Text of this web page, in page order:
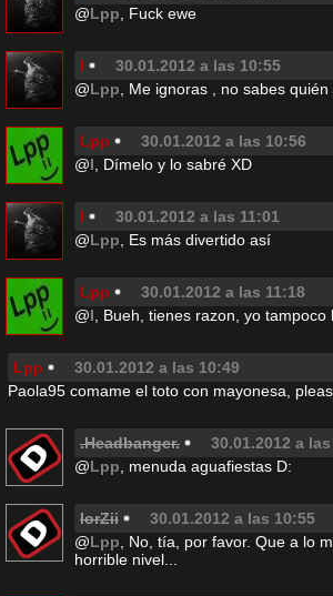
@Lpp , Fuck ewe
I 30.01.2012 a las 10:55
@Lpp , Me ignoras , no sabes
Lpp 30.01.2012 a las 10:56
@I , Dímelo y lo sabré XD
I 30.01.2012 a las 11:01
@Lpp , Es más divertido así
Lpp 30.01.2012 a las 11:18
@I , Bueh, tienes razon, yo tampoco
Lpp 30.01.2012 a las 10:49
Paola95 comame el toto con mayonesa,
.Headbanger. 30.01.2012 a
@Lpp , menuda aguafiestas D:
lorZii 30.01.2012 a las 10:55
@Lpp , No, tía, por favor. Que a lo
horrible nivel...